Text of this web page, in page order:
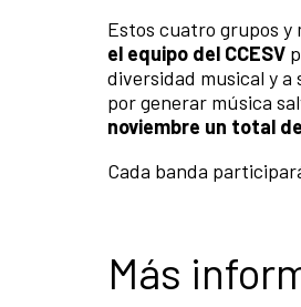
Estos cuatro grupos y
el equipo del CCESV
diversidad musical y a
por generar música
noviembre un total
Cada banda
Más